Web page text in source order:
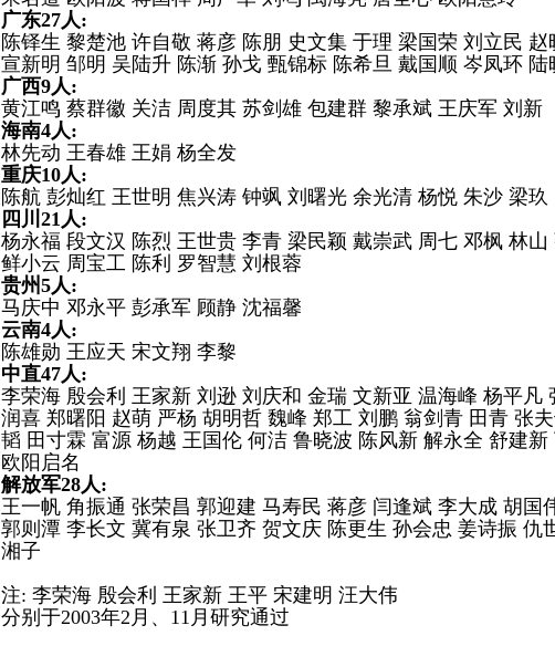
广东27人:
陈铎生 黎楚池 许自敬 蒋彦 陈朋 史文集 于理 梁国荣 刘立民
宣新明 邹明 吴陆升 陈渐 孙戈 甄锦标 陈希旦 戴国顺 岑凤环
广西9人:
黄江鸣 蔡群徽 关洁 周度其 苏剑雄 包建群 黎承斌 王庆军 刘新
海南4人:
林先动 王春雄 王娟 杨全发
重庆10人:
陈航 彭灿红 王世明 焦兴涛 钟飒 刘曙光 余光清 杨悦 朱沙 梁玖
四川21人:
杨永福 段文汉 陈烈 王世贵 李青 梁民颖 戴崇武 周七 邓枫 林
鲜小云 周宝工 陈利 罗智慧 刘根蓉
贵州5人:
马庆中 邓永平 彭承军 顾静 沈福馨
云南4人:
陈雄勋 王应天 宋文翔 李黎
中直47人:
李荣海 殷会利 王家新 刘逊 刘庆和 金瑞 文新亚 温海峰 杨平凡
润喜 郑曙阳 赵萌 严杨 胡明哲 魏峰 郑工 刘鹏 翁剑青 田青 张
韬 田寸霖 富源 杨越 王国伦 何洁 鲁晓波 陈风新 解永全 舒建
欧阳启名
解放军28人:
王一帆 角振通 张荣昌 郭迎建 马寿民 蒋彦 闫逢斌 李大成 胡国
郭则潭 李长文 冀有泉 张卫齐 贺文庆 陈更生 孙会忠 姜诗振 仇
湘子
注: 李荣海 殷会利 王家新 王平 宋建明 汪大伟
分别于2003年2月、11月研究通过